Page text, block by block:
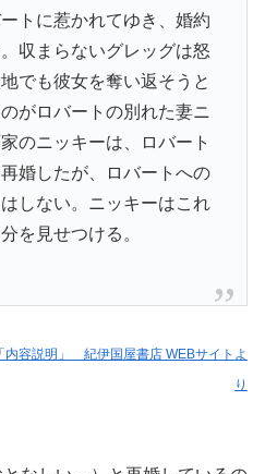
トに惹かれてゆき、婚約
収まらないグレッグは怒
でも彼女を奪い返そうと
がロバートの別れた妻ニ
のニッキーは、ロバート
婚したが、ロバートへの
しない。ニッキーはこれ
を見せつける。
内容説明」 紀伊国屋書店 WEBサイトよ
り